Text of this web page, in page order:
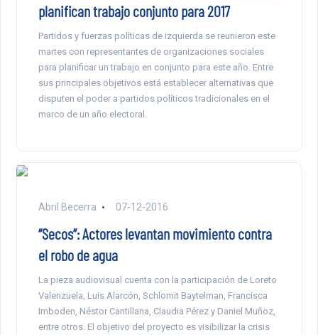
planifican trabajo conjunto para 2017
Partidos y fuerzas políticas de izquierda se reunieron este
martes con representantes de organizaciones sociales
para planificar un trabajo en conjunto para este año. Entre
sus principales objetivos está establecer alternativas que
disputen el poder a partidos políticos tradicionales en el
marco de un año electoral.
Abril Becerra 07-12-2016
“Secos”: Actores levantan movimiento contra
el robo de agua
La pieza audiovisual cuenta con la participación de Loreto
Valenzuela, Luis Alarcón, Schlomit Baytelman, Francisca
Imboden, Néstor Cantillana, Claudia Pérez y Daniel Muñoz,
entre otros. El objetivo del proyecto es visibilizar la crisis